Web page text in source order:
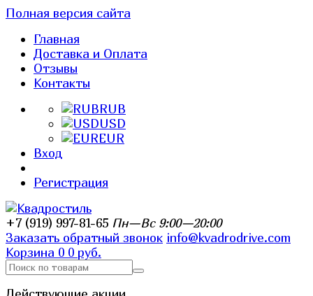
Полная версия сайта
Главная
Доставка и Оплата
Отзывы
Контакты
RUB
USD
EUR
Вход
Регистрация
+7 (919) 997-81-65 Пн—Вс 9:00—20:00
Заказать обратный звонок info@kvadrodrive.com
Корзина 0 0 руб.